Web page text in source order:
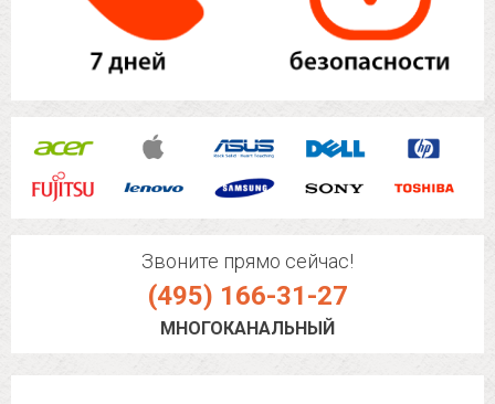
Звоните прямо сейчас!
(495) 166-31-27
МНОГОКАНАЛЬНЫЙ